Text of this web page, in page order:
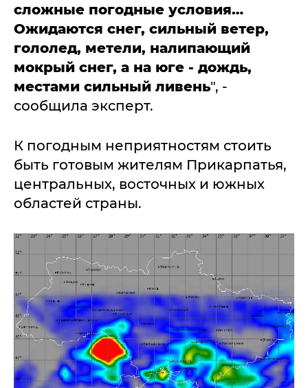
сложные погодные условия…
Ожидаются снег, сильный ветер,
гололед, метели, налипающий
мокрый снег, а на юге - дождь,
местами сильный ливень", -
сообщила эксперт.
К погодным неприятностям стоить
быть готовым жителям Прикарпатья,
центральных, восточных и южных
областей страны.